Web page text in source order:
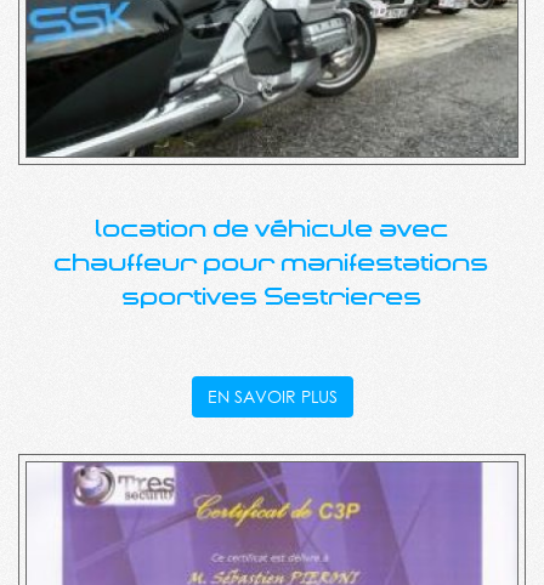
location de véhicule avec
chauffeur pour manifestations
sportives Sestrieres
EN SAVOIR PLUS